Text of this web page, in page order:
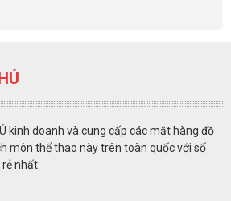
kinh doanh và cung cấp các mặt hàng đồ
môn thể thao này trên toàn quốc với số
nhất.